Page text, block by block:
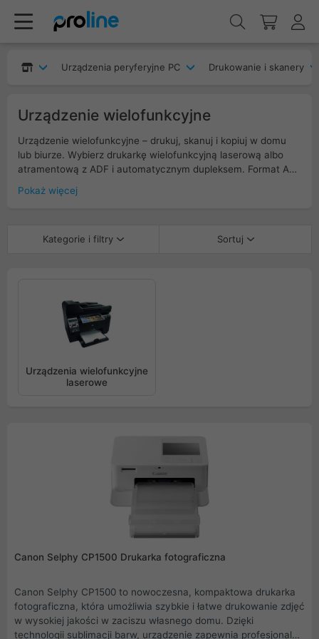
Urządzenia peryferyjne PC Drukowanie i skanery
Urządzenie wielofunkcyjne
Urządzenie wielofunkcyjne – drukuj, skanuj i kopiuj w domu
lub biurze. Wybierz drukarkę wielofunkcyjną laserową albo
atramentową z ADF i automatycznym dupleksem. Format A4
Ethernet i USB oraz druk z telefonu: AirPrint i Mopria. Skaner
obsługę PCL/PS. Urządzenia MFP dają aplikacje mobilne,
Pokaż więcej
Kategorie i filtry Sortuj
Urządzenia wielofunkcyjne
laserowe
Canon Selphy CP1500 Drukarka fotograficzna
Canon Selphy CP1500 to nowoczesna, kompaktowa drukarka
fotograficzna, która umożliwia szybkie i łatwe drukowanie zdjęć
w wysokiej jakości w zaciszu własnego domu. Dzięki
technologii sublimacji barw, urządzenie zapewnia profesjonalne